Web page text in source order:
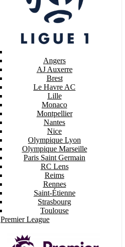
Angers
AJ Auxerre
Brest
Le Havre AC
Lille
Monaco
Montpellier
Nantes
Nice
Olympique Lyon
Olympique Marseille
Paris Saint Germain
RC Lens
Reims
Rennes
Saint-Étienne
Strasbourg
Toulouse
Premier League